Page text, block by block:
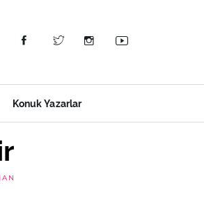
Konuk Yazarlar